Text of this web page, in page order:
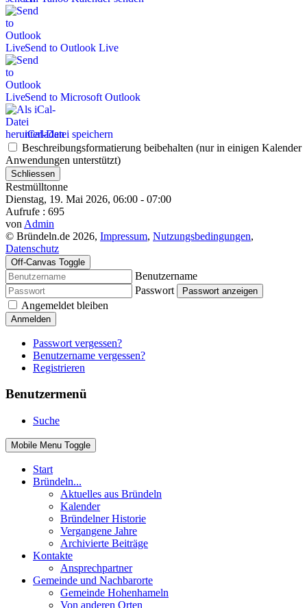
Send to Outlook Live
Send to Microsoft Outlook
iCal-Datei speichern
Beschreibungsformatierung beibehalten (nur in einigen Kalender
Anwendungen unterstützt)
Schliessen
Restmülltonne
Dienstag, 19. Mai 2026, 06:00 - 07:00
Aufrufe : 695
von Admin
© Bründeln.de 2026, Impressum, Nutzungsbedingungen,
Datenschutz
Off-Canvas Toggle
Benutzername
Passwort
Passwort anzeigen
Angemeldet bleiben
Anmelden
Passwort vergessen?
Benutzername vergessen?
Registrieren
Benutzermenü
Suche
Mobile Menu Toggle
Start
Bründeln...
Aktuelles aus Bründeln
Kalender
Bründelner Historie
Vergangene Jahre
Archivierte Beiträge
Kontakte
Ansprechpartner
Gemeinde und Nachbarorte
Gemeinde Hohenhameln
Von anderen Orten